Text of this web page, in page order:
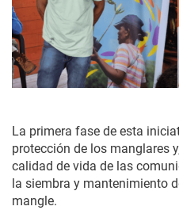
La primera fase de esta
protección de los manglares
calidad de vida de las
la siembra y mantenimiento
mangle.